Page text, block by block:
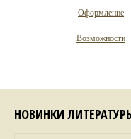
Оформление
Возможности
НОВИНКИ